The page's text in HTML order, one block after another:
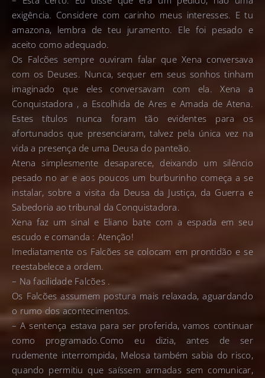
exigência. Considere com carinho meus interesses. E tu
amazona, lembra de teu juramento. Ele foi pesado e
aceito como adequado.
Os Falcões sempre ouviram falar que Xena conversava
com os Deuses. Nunca, sequer em seus sonhos tinham
imaginado que eles conversavam com ela. Xena a
Conquistadora , a Escolhida de Ares e Amada de Atena.
Estes títulos nunca foram tão evidentes para os
afortunados que presenciaram, talvez pela única vez na
vida a presença de uma Deusa do panteão.
Atena simplesmente desaparece, deixando um silêncio
pesado no ar e aos poucos um burburinho começa a se
instalar, sobre a visita da Deusa da Justiça, da Guerra e
Sabedoria ao tribunal da Conquistadora.
Xena faz um sinal e Eliano bate com a espada em seu
escudo e comanda : Atenção!
Imediatamente os Falcões se colocam em prontidão e se
reestabelece a ordem.
– Na facilidade Falcões .
Os Falcões assumem postura mais relaxada, aguardando
o rumo dos acontecimentos.
– A sentença estava para ser proferida, vamos continuar
como programado.Como eu dizia, antes de ser
rudemente interrompida, Melosa também sabia do risco,
quando permitiu que saíssem armadas sem comunicar,